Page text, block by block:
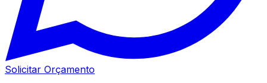
Solicitar Orçamento